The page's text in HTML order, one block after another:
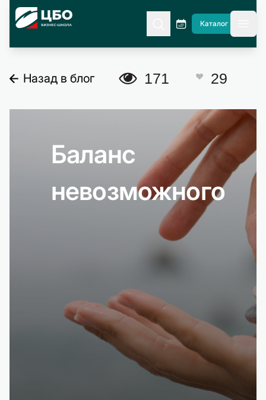
CBO
Каталог
Назад в блог A 171 C 29
Баланс
невозможного